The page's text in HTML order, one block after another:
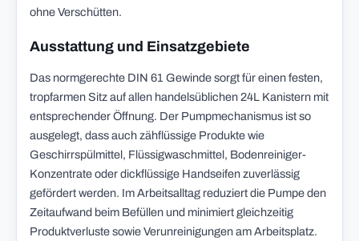
ohne Verschütten.
Ausstattung und Einsatzgebiete
Das normgerechte DIN 61 Gewinde sorgt für einen festen,
tropfarmen Sitz auf allen handelsüblichen 24L Kanistern mit
entsprechender Öffnung. Der Pumpmechanismus ist so
ausgelegt, dass auch zähflüssige Produkte wie
Geschirrspülmittel, Flüssigwaschmittel, Bodenreiniger-
Konzentrate oder dickflüssige Handseifen zuverlässig
gefördert werden. Im Arbeitsalltag reduziert die Pumpe den
Zeitaufwand beim Befüllen und minimiert gleichzeitig
Produktverluste sowie Verunreinigungen am Arbeitsplatz.